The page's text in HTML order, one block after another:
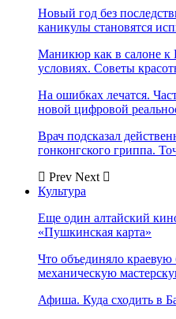
Новый год без
каникулы становятся
Маникюр как в салоне
условиях. Советы
На ошибках лечатся.
новой цифровой
Врач подсказал
гонконгского гриппа.
Prev Next
Культура
Еще один алтайский
«Пушкинская карта»
Что объединяло
механическую
Афиша. Куда сходить в